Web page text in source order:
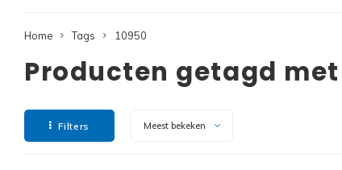
Home Tags 10950
Producten getagd met
Filters Meest bekeken